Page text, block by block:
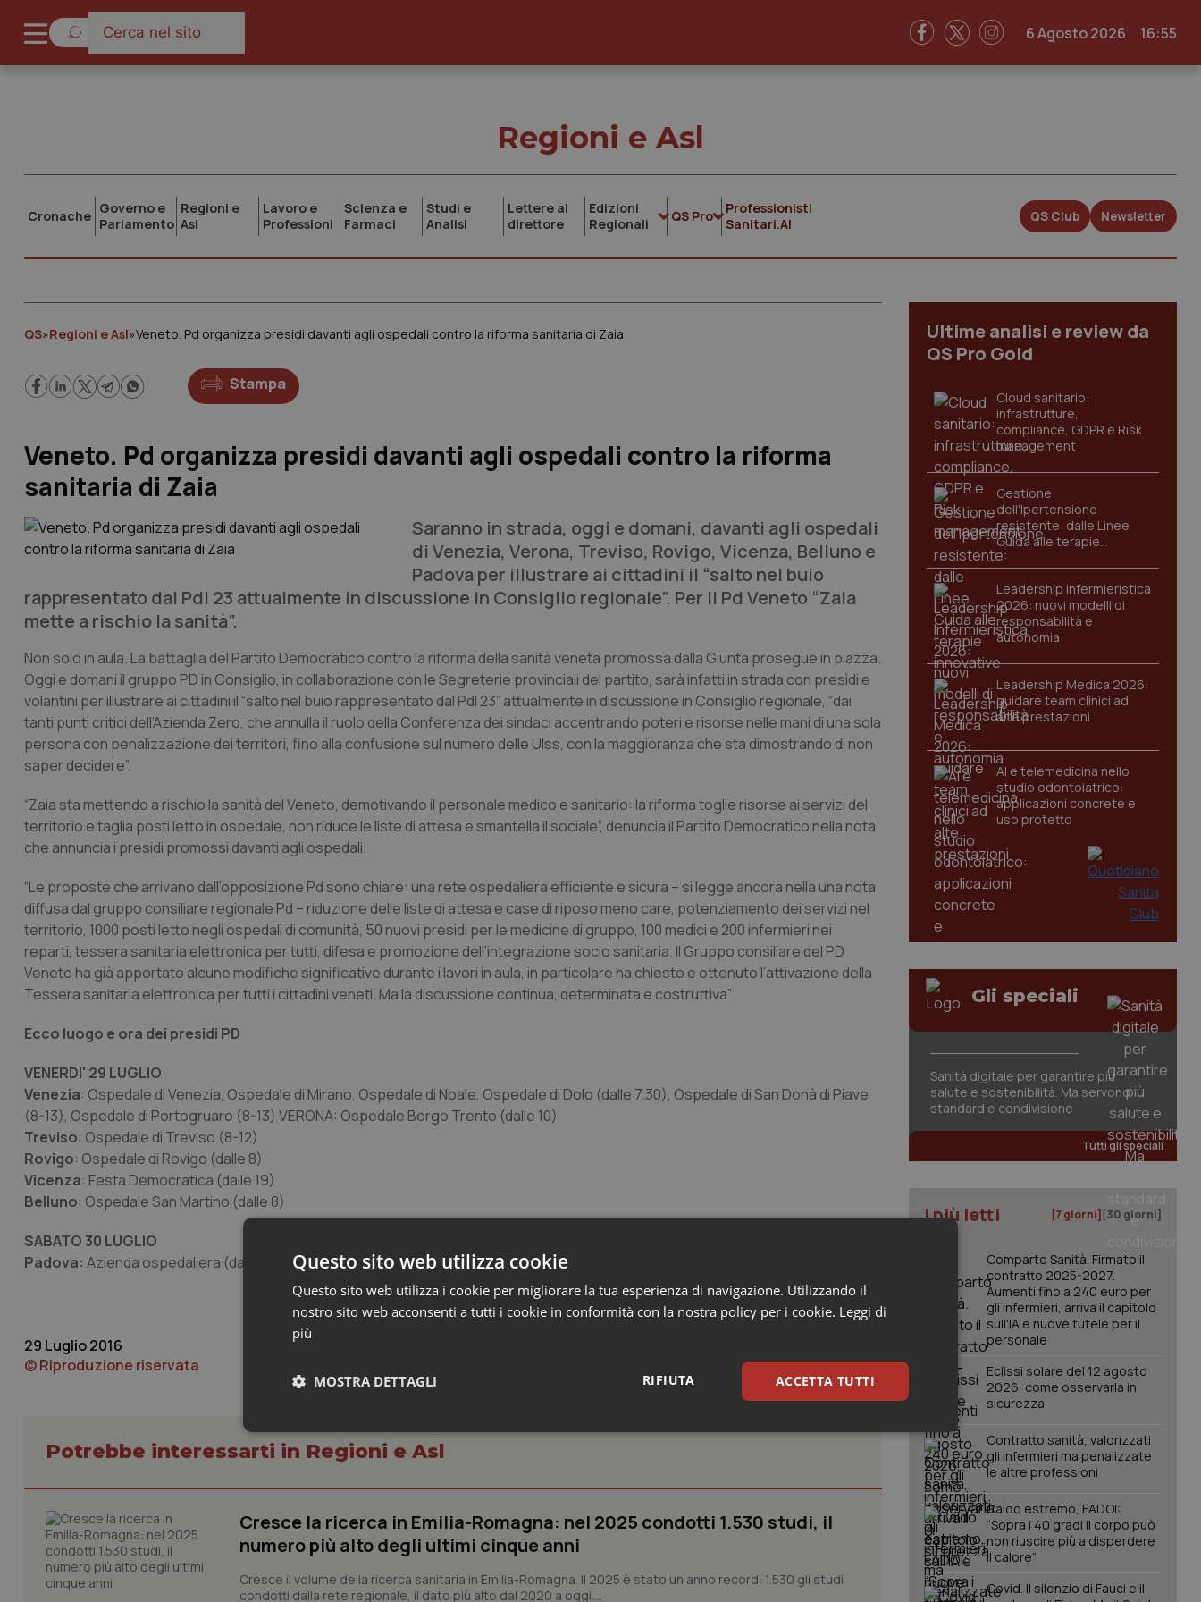
6 Agosto 2026 16:55
Regioni e Asl
Cronache Governo e
Parlamento
Regioni e
Asl
Lavoro e
Professioni
Scienza e
Farmaci
Studi e
Analisi
Lettere al
direttore
Edizioni
Regionali
QS Pro
Professionisti
Sanitari.AI
QS Club Newsletter
QS»Regioni e Asl»Veneto. Pd organizza presidi davanti agli ospedali contro la riforma sanitaria di Zaia
Stampa
Veneto. Pd organizza presidi davanti agli ospedali contro la riforma
sanitaria di Zaia
Saranno in strada, oggi e domani, davanti agli ospedali
di Venezia, Verona, Treviso, Rovigo, Vicenza, Belluno e
Padova per illustrare ai cittadini il “salto nel buio
rappresentato dal Pdl 23 attualmente in discussione in Consiglio regionale”. Per il Pd Veneto “Zaia
mette a rischio la sanità”.
Non solo in aula. La battaglia del Partito Democratico contro la riforma della sanità veneta promossa dalla Giunta prosegue in piazza.
Oggi e domani il gruppo PD in Consiglio, in collaborazione con le Segreterie provinciali del partito, sarà infatti in strada con presìdi e
volantini per illustrare ai cittadini il “salto nel buio rappresentato dal Pdl 23” attualmente in discussione in Consiglio regionale, “dai
tanti punti critici dell’Azienda Zero, che annulla il ruolo della Conferenza dei sindaci accentrando poteri e risorse nelle mani di una sola
persona con penalizzazione dei territori, fino alla confusione sul numero delle Ulss, con la maggioranza che sta dimostrando di non
saper decidere”.
“Zaia sta mettendo a rischio la sanità del Veneto, demotivando il personale medico e sanitario: la riforma toglie risorse ai servizi del
territorio e taglia posti letto in ospedale, non riduce le liste di attesa e smantella il sociale”, denuncia il Partito Democratico nella nota
che annuncia i presidi promossi davanti agli ospedali.
“Le proposte che arrivano dall’opposizione Pd sono chiare: una rete ospedaliera efficiente e sicura – si legge ancora nella una nota
diffusa dal gruppo consiliare regionale Pd – riduzione delle liste di attesa e case di riposo meno care, potenziamento dei servizi nel
territorio, 1000 posti letto negli ospedali di comunità, 50 nuovi presidi per le medicine di gruppo, 100 medici e 200 infermieri nei
reparti, tessera sanitaria elettronica per tutti, difesa e promozione dell’integrazione socio sanitaria. Il Gruppo consiliare del PD
Veneto ha già apportato alcune modifiche significative durante i lavori in aula, in particolare ha chiesto e ottenuto l’attivazione della
Tessera sanitaria elettronica per tutti i cittadini veneti. Ma la discussione continua, determinata e costruttiva”
Ecco luogo e ora dei presidi PD
VENERDI' 29 LUGLIO
Venezia: Ospedale di Venezia, Ospedale di Mirano, Ospedale di Noale, Ospedale di Dolo (dalle 7.30), Ospedale di San Donà di Piave
(8-13), Ospedale di Portogruaro (8-13) VERONA: Ospedale Borgo Trento (dalle 10)
Treviso: Ospedale di Treviso (8-12)
Rovigo: Ospedale di Rovigo (dalle 8)
Vicenza: Festa Democratica (dalle 19)
Belluno: Ospedale San Martino (dalle 8)
SABATO 30 LUGLIO
Padova: Azienda ospedaliera (dalle 11), Ospedale Camposampiero (dalle 9.30)
29 Luglio 2016
© Riproduzione riservata
Potrebbe interessarti in Regioni e Asl
Cresce la ricerca in Emilia-Romagna: nel 2025 condotti 1.530 studi, il
numero più alto degli ultimi cinque anni
Cresce il volume della ricerca sanitaria in Emilia-Romagna. Il 2025 è stato un anno record: 1.530 gli studi
condotti dalla rete regionale, il dato più alto dal 2020 a oggi....
Ultime analisi e review da
QS Pro Gold
Cloud sanitario:
infrastrutture,
compliance, GDPR e Risk
management
Gestione
dell'Ipertensione
resistente: dalle Linee
Guida alle terapie
innovative
Leadership Infermieristica
2026: nuovi modelli di
responsabilità e
autonomia
Leadership Medica 2026:
guidare team clinici ad
alte prestazioni
AI e telemedicina nello
studio odontoiatrico:
applicazioni concrete e
uso protetto
Gli speciali
Sanità digitale per garantire più
salute e sostenibilità. Ma servono
standard e condivisione
Tutti gli speciali
I più letti [7 giorni] [30 giorni]
Comparto Sanità. Firmato il
contratto 2025-2027.
Aumenti fino a 240 euro per
gli infermieri, arriva il capitolo
sull'IA e nuove tutele per il
personale
Eclissi solare del 12 agosto
2026, come osservarla in
sicurezza
Contratto sanità, valorizzati
gli infermieri ma penalizzate
le altre professioni
Caldo estremo, FADOI:
“Sopra i 40 gradi il corpo può
non riuscire più a disperdere
il calore”
Covid. Il silenzio di Fauci e il
Questo sito web utilizza cookie
Questo sito web utilizza i cookie per migliorare la tua esperienza di navigazione. Utilizzando il
nostro sito web acconsenti a tutti i cookie in conformità con la nostra policy per i cookie. Leggi di
più
ACCETTA TUTTI
RIFIUTA
MOSTRA DETTAGLI
Necessari Statistici Marketing
Necessari
I cookie necessari contribuiscono a rendere fruibile il sito web abilitandone funzionalità di base quali la navigazione sulle pagine